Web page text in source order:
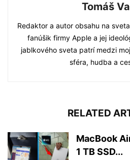
Tomáš
Redaktor a autor obsahu na
fanúšik firmy Apple a jej
jablkového sveta patrí medzi
sféra, hudba a
RELATED
MacBook
1 TB SSD...